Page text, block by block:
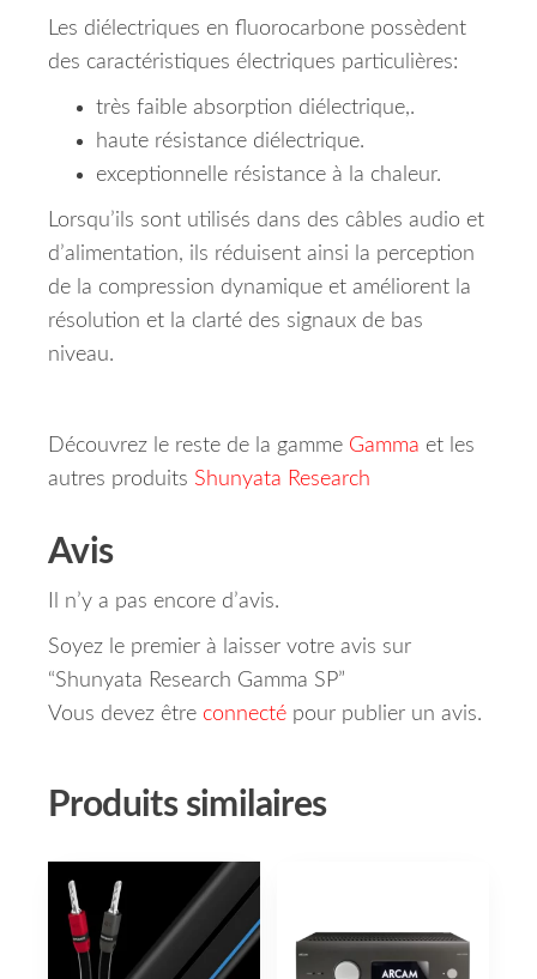
Les diélectriques en fluorocarbone possèdent
des caractéristiques électriques particulières:
très faible absorption diélectrique,.
haute résistance diélectrique.
exceptionnelle résistance à la chaleur.
Lorsqu’ils sont utilisés dans des câbles audio et
d’alimentation, ils réduisent ainsi la perception
de la compression dynamique et améliorent la
résolution et la clarté des signaux de bas
niveau.
Découvrez le reste de la gamme Gamma et les
autres produits Shunyata Research
Avis
Il n’y a pas encore d’avis.
Soyez le premier à laisser votre avis sur
“Shunyata Research Gamma SP”
Vous devez être connecté pour publier un avis.
Produits similaires